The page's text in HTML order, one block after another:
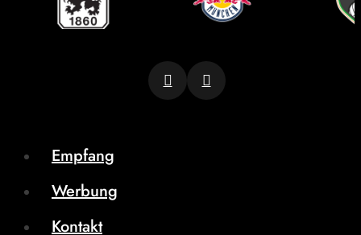
Empfang
Werbung
Kontakt